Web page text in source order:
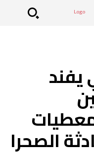
يفند
الصحرا